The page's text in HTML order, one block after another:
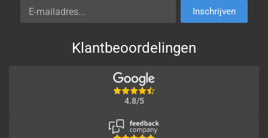
E-mailadres
Inschrijven
Klantbeoordelingen
4.8/5